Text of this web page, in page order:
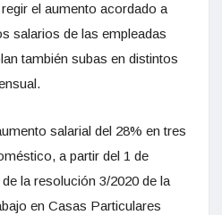
el aumento acordado a
salarios de las empleadas
también subas en distintos
salarial del 28% en tres
a partir del 1 de
la resolución 3/2020 de la
en Casas Particulares